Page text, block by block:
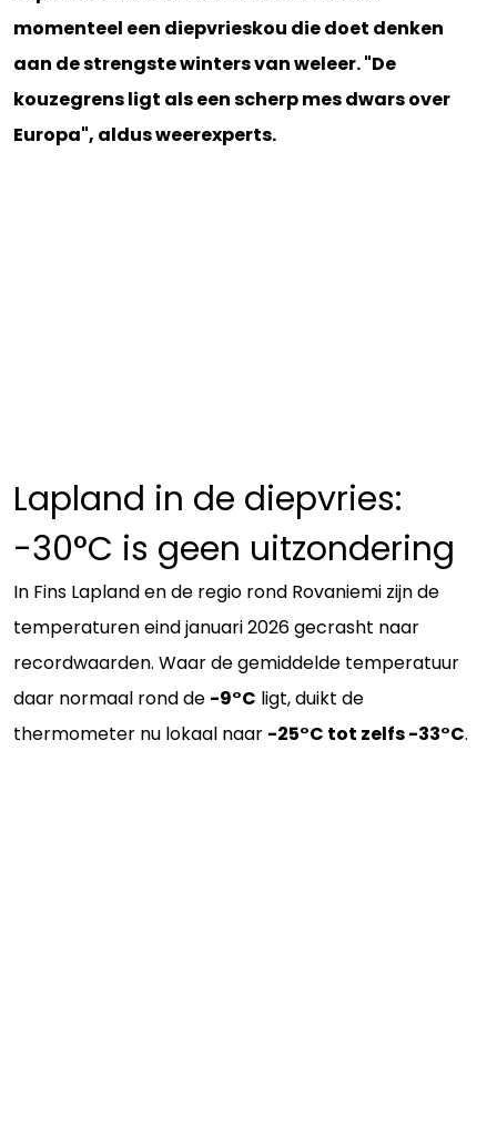
momenteel een diepvrieskou die doet denken
aan de strengste winters van weleer. "De
kouzegrens ligt als een scherp mes dwars over
Europa", aldus weerexperts.
Lapland in de diepvries:
-30°C is geen uitzondering
In Fins Lapland en de regio rond Rovaniemi zijn de
temperaturen eind januari 2026 gecrasht naar
recordwaarden. Waar de gemiddelde temperatuur
daar normaal rond de -9°C ligt, duikt de
thermometer nu lokaal naar -25°C tot zelfs -33°C.